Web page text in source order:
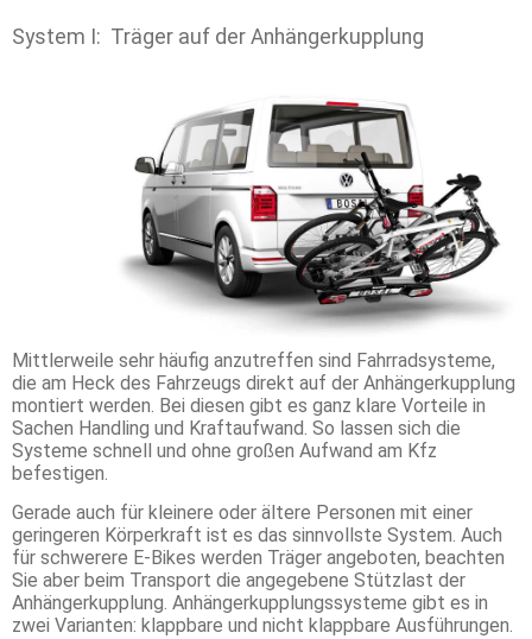
System I: Träger auf der Anhängerkupplung
Mittlerweile sehr häufig anzutreffen sind Fahrradsysteme,
die am Heck des Fahrzeugs direkt auf der Anhängerkupplung
montiert werden. Bei diesen gibt es ganz klare Vorteile in
Sachen Handling und Kraftaufwand. So lassen sich die
Systeme schnell und ohne großen Aufwand am Kfz
befestigen.
Gerade auch für kleinere oder ältere Personen mit einer
geringeren Körperkraft ist es das sinnvollste System. Auch
für schwerere E-Bikes werden Träger angeboten, beachten
Sie aber beim Transport die angegebene Stützlast der
Anhängerkupplung. Anhängerkupplungssysteme gibt es in
zwei Varianten: klappbare und nicht klappbare Ausführungen.